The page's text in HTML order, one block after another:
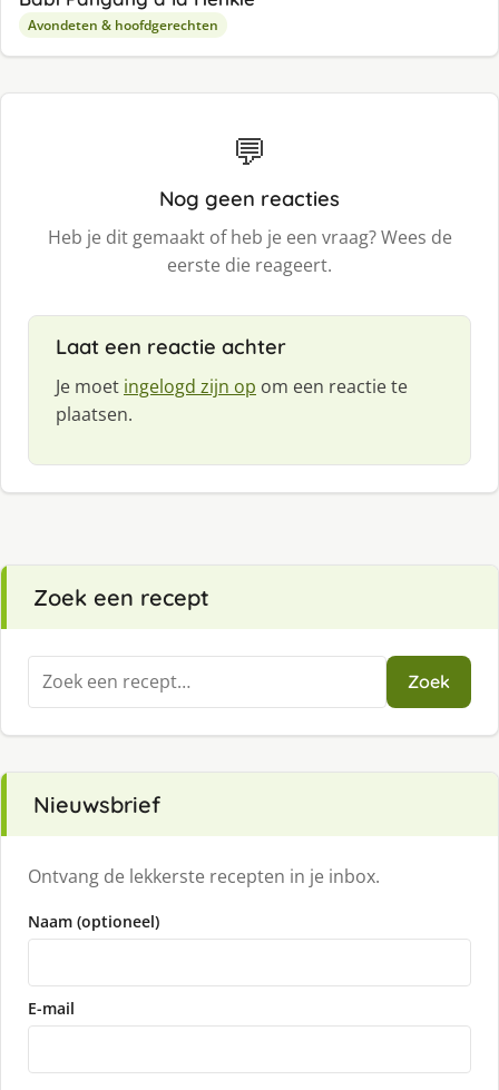
Avondeten & hoofdgerechten
💬
Nog geen reacties
Heb je dit gemaakt of heb je een vraag? Wees de
eerste die reageert.
Laat een reactie achter
Je moet ingelogd zijn op om een reactie te
plaatsen.
Zoek een recept
Zoeken
naar:
Zoek
Nieuwsbrief
Ontvang de lekkerste recepten in je inbox.
Naam (optioneel)
E-mail